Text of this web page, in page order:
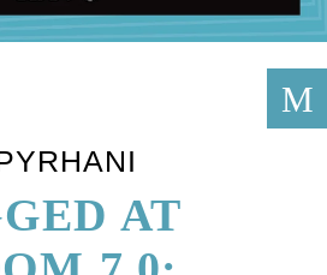
M
AT